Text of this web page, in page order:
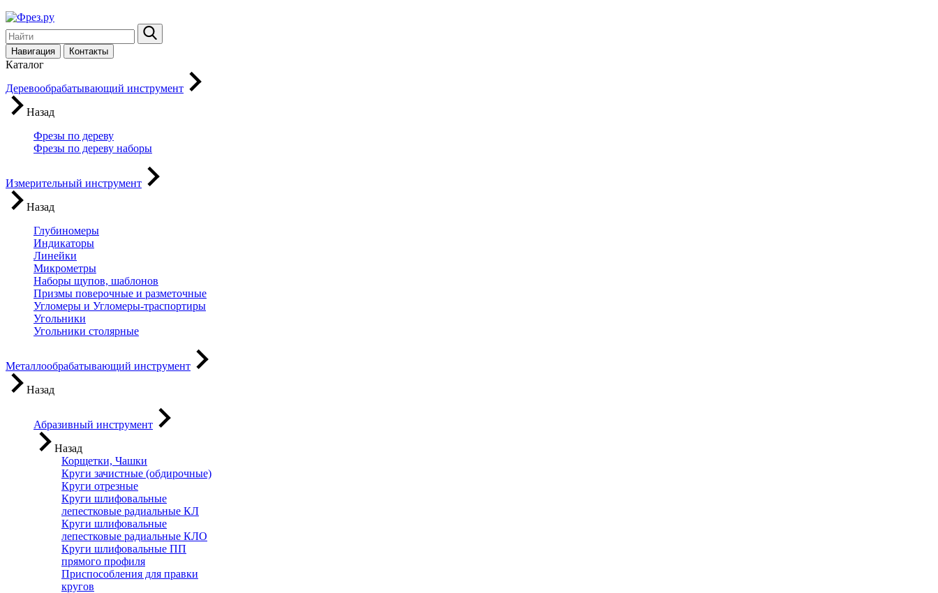
Навигация Контакты
Каталог
Деревообрабатывающий инструмент
Назад
Фрезы по дереву
Фрезы по дереву наборы
Измерительный инструмент
Назад
Глубиномеры
Индикаторы
Линейки
Микрометры
Наборы щупов, шаблонов
Призмы поверочные и разметочные
Угломеры и Угломеры-траспортиры
Угольники
Угольники столярные
Металлообрабатывающий инструмент
Назад
Абразивный инструмент
Назад
Корщетки, Чашки
Круги зачистные (обдирочные)
Круги отрезные
Круги шлифовальные
лепестковые радиальные КЛ
Круги шлифовальные
лепестковые радиальные КЛО
Круги шлифовальные ПП
прямого профиля
Приспособления для правки
кругов